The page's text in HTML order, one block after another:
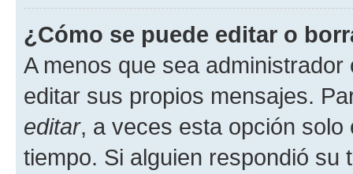
¿Cómo se puede editar o
A menos que sea
editar sus propios mensajes.
editar, a veces esta opción
tiempo. Si alguien respondió